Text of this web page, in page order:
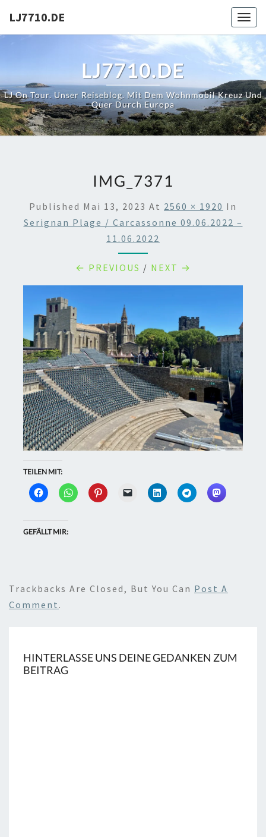
content
LJ7710.DE
LJ7710.DE
LJ On Tour. Unser Reiseblog. Mit Dem Wohnmobil Kreuz Und
Quer Durch Europa
IMG_7371
Published Mai 13, 2023 At 2560 × 1920 In
Serignan Plage / Carcassonne 09.06.2022 –
11.06.2022
← PREVIOUS / NEXT →
TEILEN MIT:
GEFÄLLT MIR:
Trackbacks Are Closed, But You Can Post A
Comment .
HINTERLASSE UNS DEINE GEDANKEN ZUM
BEITRAG